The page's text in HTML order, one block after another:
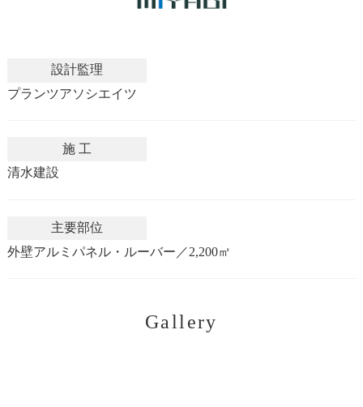
設計監理
プランツアソシエイツ
施 工
清水建設
主要部位
外壁アルミパネル・ルーバー／2,200㎡
Gallery